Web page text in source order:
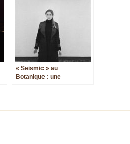
« Seismic » au
Botanique : une